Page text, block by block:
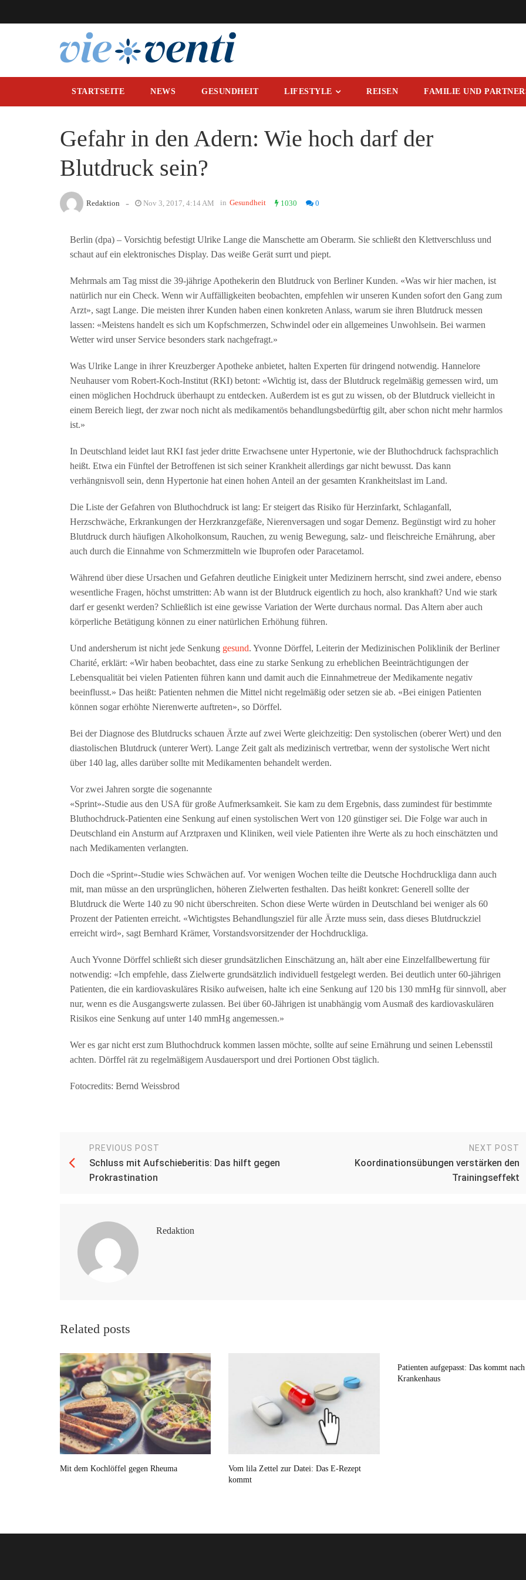
STARTSEITE NEWS GESUNDHEIT LIFESTYLE REISEN FAMILIE UND
Gefahr in den Adern: Wie hoch darf der
Blutdruck sein?
Redaktion - Nov 3, 2017, 4:14 AM in Gesundheit 1030 0
Berlin (dpa) – Vorsichtig befestigt Ulrike Lange die Manschette am Oberarm. Sie schließt den Klettverschluss und
schaut auf ein elektronisches Display. Das weiße Gerät surrt und piept.
Mehrmals am Tag misst die 39-jährige Apothekerin den Blutdruck von Berliner Kunden. «Was wir hier machen, ist
natürlich nur ein Check. Wenn wir Auffälligkeiten beobachten, empfehlen wir unseren Kunden sofort den Gang zum
Arzt», sagt Lange. Die meisten ihrer Kunden haben einen konkreten Anlass, warum sie ihren Blutdruck messen
lassen: «Meistens handelt es sich um Kopfschmerzen, Schwindel oder ein allgemeines Unwohlsein. Bei warmen
Wetter wird unser Service besonders stark nachgefragt.»
Was Ulrike Lange in ihrer Kreuzberger Apotheke anbietet, halten Experten für dringend notwendig. Hannelore
Neuhauser vom Robert-Koch-Institut (RKI) betont: «Wichtig ist, dass der Blutdruck regelmäßig gemessen wird, um
einen möglichen Hochdruck überhaupt zu entdecken. Außerdem ist es gut zu wissen, ob der Blutdruck vielleicht in
einem Bereich liegt, der zwar noch nicht als medikamentös behandlungsbedürftig gilt, aber schon nicht mehr harmlos
ist.»
In Deutschland leidet laut RKI fast jeder dritte Erwachsene unter Hypertonie, wie der Bluthochdruck fachsprachlich
heißt. Etwa ein Fünftel der Betroffenen ist sich seiner Krankheit allerdings gar nicht bewusst. Das kann
verhängnisvoll sein, denn Hypertonie hat einen hohen Anteil an der gesamten Krankheitslast im Land.
Die Liste der Gefahren von Bluthochdruck ist lang: Er steigert das Risiko für Herzinfarkt, Schlaganfall,
Herzschwäche, Erkrankungen der Herzkranzgefäße, Nierenversagen und sogar Demenz. Begünstigt wird zu hoher
Blutdruck durch häufigen Alkoholkonsum, Rauchen, zu wenig Bewegung, salz- und fleischreiche Ernährung, aber
auch durch die Einnahme von Schmerzmitteln wie Ibuprofen oder Paracetamol.
Während über diese Ursachen und Gefahren deutliche Einigkeit unter Medizinern herrscht, sind zwei andere, ebenso
wesentliche Fragen, höchst umstritten: Ab wann ist der Blutdruck eigentlich zu hoch, also krankhaft? Und wie stark
darf er gesenkt werden? Schließlich ist eine gewisse Variation der Werte durchaus normal. Das Altern aber auch
körperliche Betätigung können zu einer natürlichen Erhöhung führen.
Und andersherum ist nicht jede Senkung gesund. Yvonne Dörffel, Leiterin der Medizinischen Poliklinik der Berliner
Charité, erklärt: «Wir haben beobachtet, dass eine zu starke Senkung zu erheblichen Beeinträchtigungen der
Lebensqualität bei vielen Patienten führen kann und damit auch die Einnahmetreue der Medikamente negativ
beeinflusst.» Das heißt: Patienten nehmen die Mittel nicht regelmäßig oder setzen sie ab. «Bei einigen Patienten
können sogar erhöhte Nierenwerte auftreten», so Dörffel.
Bei der Diagnose des Blutdrucks schauen Ärzte auf zwei Werte gleichzeitig: Den systolischen (oberer Wert) und den
diastolischen Blutdruck (unterer Wert). Lange Zeit galt als medizinisch vertretbar, wenn der systolische Wert nicht
über 140 lag, alles darüber sollte mit Medikamenten behandelt werden.
Vor zwei Jahren sorgte die sogenannte
«Sprint»-Studie aus den USA für große Aufmerksamkeit. Sie kam zu dem Ergebnis, dass zumindest für bestimmte
Bluthochdruck-Patienten eine Senkung auf einen systolischen Wert von 120 günstiger sei. Die Folge war auch in
Deutschland ein Ansturm auf Arztpraxen und Kliniken, weil viele Patienten ihre Werte als zu hoch einschätzten und
nach Medikamenten verlangten.
Doch die «Sprint»-Studie wies Schwächen auf. Vor wenigen Wochen teilte die Deutsche Hochdruckliga dann auch
mit, man müsse an den ursprünglichen, höheren Zielwerten festhalten. Das heißt konkret: Generell sollte der
Blutdruck die Werte 140 zu 90 nicht überschreiten. Schon diese Werte würden in Deutschland bei weniger als 60
Prozent der Patienten erreicht. «Wichtigstes Behandlungsziel für alle Ärzte muss sein, dass dieses Blutdruckziel
erreicht wird», sagt Bernhard Krämer, Vorstandsvorsitzender der Hochdruckliga.
Auch Yvonne Dörffel schließt sich dieser grundsätzlichen Einschätzung an, hält aber eine Einzelfallbewertung für
notwendig: «Ich empfehle, dass Zielwerte grundsätzlich individuell festgelegt werden. Bei deutlich unter 60-jährigen
Patienten, die ein kardiovaskuläres Risiko aufweisen, halte ich eine Senkung auf 120 bis 130 mmHg für sinnvoll, aber
nur, wenn es die Ausgangswerte zulassen. Bei über 60-Jährigen ist unabhängig vom Ausmaß des kardiovaskulären
Risikos eine Senkung auf unter 140 mmHg angemessen.»
Wer es gar nicht erst zum Bluthochdruck kommen lassen möchte, sollte auf seine Ernährung und seinen Lebensstil
achten. Dörffel rät zu regelmäßigem Ausdauersport und drei Portionen Obst täglich.
Fotocredits: Bernd Weissbrod
PREVIOUS POST
Schluss mit Aufschieberitis: Das hilft gegen
Prokrastination
NEXT POST
Koordinationsübungen verstärken den
Trainingseffekt
Redaktion
Related posts
Mit dem Kochlöffel gegen Rheuma
Vom lila Zettel zur Datei: Das E-Rezept
kommt
Patienten aufgepasst: Das kommt
Krankenhaus